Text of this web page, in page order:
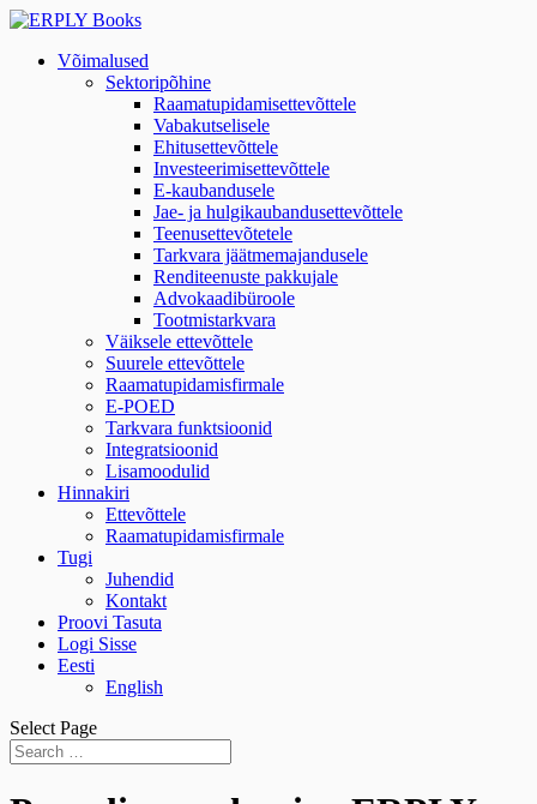
Võimalused
Sektoripõhine
Raamatupidamisettevõttele
Vabakutselisele
Ehitusettevõttele
Investeerimisettevõttele
E-kaubandusele
Jae- ja hulgikaubandusettevõttele
Teenusettevõtetele
Tarkvara jäätmemajandusele
Renditeenuste pakkujale
Advokaadibüroole
Tootmistarkvara
Väiksele ettevõttele
Suurele ettevõttele
Raamatupidamisfirmale
E-POED
Tarkvara funktsioonid
Integratsioonid
Lisamoodulid
Hinnakiri
Ettevõttele
Raamatupidamisfirmale
Tugi
Juhendid
Kontakt
Proovi Tasuta
Logi Sisse
Eesti
English
Select Page